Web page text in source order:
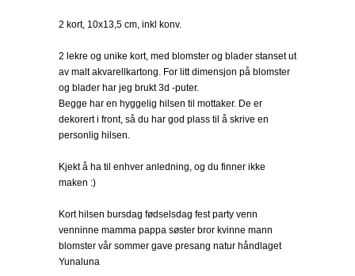
2 kort, 10x13,5 cm, inkl konv.
2 lekre og unike kort, med blomster og blader stanset ut
av malt akvarellkartong. For litt dimensjon på blomster
og blader har jeg brukt 3d -puter.
Begge har en hyggelig hilsen til mottaker. De er
dekorert i front, så du har god plass til å skrive en
personlig hilsen.
Kjekt å ha til enhver anledning, og du finner ikke
maken :)
Kort hilsen bursdag fødselsdag fest party venn
venninne mamma pappa søster bror kvinne mann
blomster vår sommer gave presang natur håndlaget
Yunaluna